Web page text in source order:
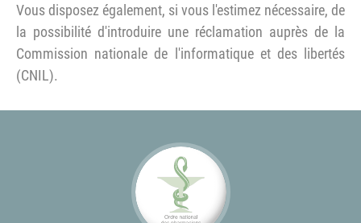
Vous disposez également, si vous l'estimez nécessaire, de
la possibilité d'introduire une réclamation auprès de la
Commission nationale de l'informatique et des libertés
(CNIL).